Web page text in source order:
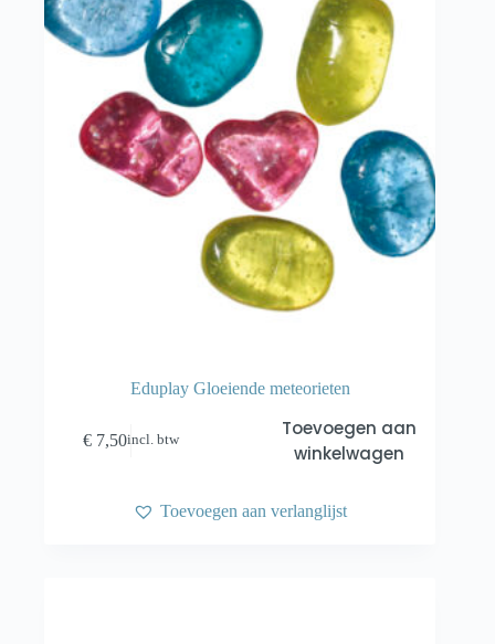
Eduplay Gloeiende meteorieten
€ 7,50incl. btw
Toevoegen aan
winkelwagen
Toevoegen aan verlanglijst